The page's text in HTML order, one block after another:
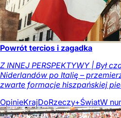
Powrót tercios i zagadka
Z INNEJ PERSPEKTYWY | Był
Niderlandów po Italię –
zwarte formacje hiszpańskiej
OpinieKrajDoRzeczy+ŚwiatW